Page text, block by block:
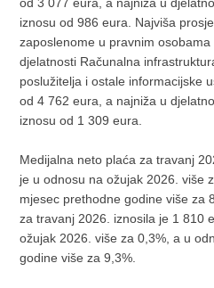
iznosu od 986 eura. Najviša
zaposlenome u pravnim
djelatnosti Računalna
poslužitelja i ostale informacijske
od 4 762 eura, a najniža u
iznosu od 1 309 eura.
Medijalna neto plaća za travanj
je u odnosu na ožujak 2026. više
mjesec prethodne godine više za
za travanj 2026. iznosila je 1 810
ožujak 2026. više za 0,3%, a u
godine više za 9,3%.